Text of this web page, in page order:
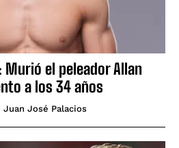
Murió el peleador Allan
a los 34 años
Juan José Palacios